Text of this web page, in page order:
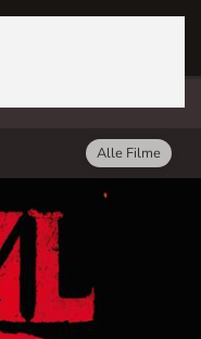
Alle Filme